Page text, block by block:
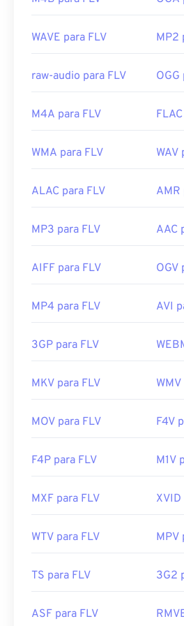
Links úteis:
https://en.wikipedia.org/wiki/
WAVE para FLV MP2
raw-audio para FLV OGG
M4A para FLV
WMA para FLV WAV
ALAC para FLV AMR
MP3 para FLV AAC
AIFF para FLV OGV
MP4 para FLV AVI
3GP para FLV
MKV para FLV
MOV para FLV F4V
F4P para FLV M1V
MXF para FLV XVID
WTV para FLV MPV
TS para FLV 3G2
ASF para FLV